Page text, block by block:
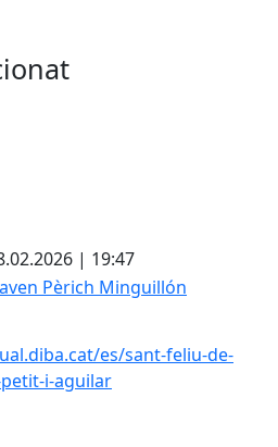
| 19:47
Pèrich Minguillón
es/sant-feliu-de-
i-aguilar